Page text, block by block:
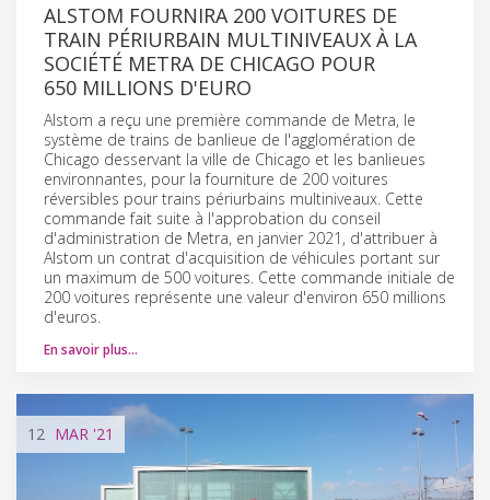
ALSTOM FOURNIRA 200 VOITURES DE
TRAIN PÉRIURBAIN MULTINIVEAUX À LA
SOCIÉTÉ METRA DE CHICAGO POUR
650 MILLIONS D'EURO
Alstom a reçu une première commande de Metra, le
système de trains de banlieue de l'agglomération de
Chicago desservant la ville de Chicago et les banlieues
environnantes, pour la fourniture de 200 voitures
réversibles pour trains périurbains multiniveaux. Cette
commande fait suite à l'approbation du conseil
d'administration de Metra, en janvier 2021, d'attribuer à
Alstom un contrat d'acquisition de véhicules portant sur
un maximum de 500 voitures. Cette commande initiale de
200 voitures représente une valeur d'environ 650 millions
d'euros.
En savoir plus…
12 MAR '21